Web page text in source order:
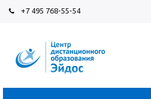
+7 495 768-55-54